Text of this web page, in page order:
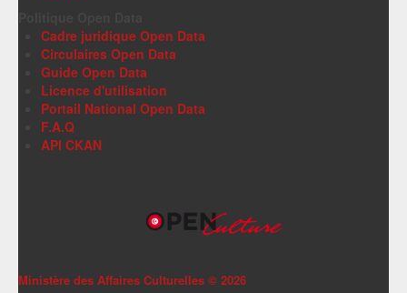
Cadre juridique Open Data
Circulaires Open Data
Guide Open Data
Licence d'utilisation
Portail National Open Data
F.A.Q
API CKAN
Ministère des Affaires Culturelles © 2026